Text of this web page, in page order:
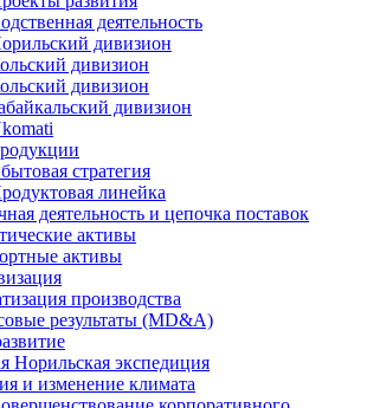
деятельность
дивизион
дивизион
дивизион
дивизион
стратегия
линейка
деятельность и цепочка поставок
активы
активы
производства
результаты (MD&A)
Норильская экспедиция
и изменение климата